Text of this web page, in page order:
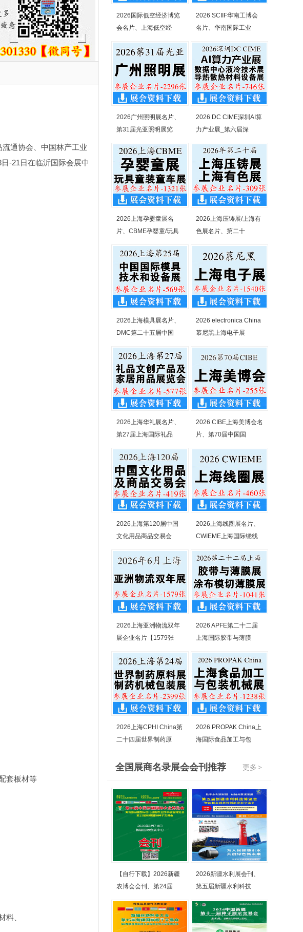
通协会、中国林产工业
-21日在临沂国际会展中
套板材等
料、
2026国际低空经济博览
会名片、上海低空经
2026 SCIIF华南工博会
名片、华南国际工业
2026广州照明展名片、
第31届光亚照明展览
2026 DC CIME深圳AI算
力产业展_第六届深
2026上海孕婴童展名
片、CBME孕婴童/玩具
2026上海压铸展/上海有
色展名片、第二十
2026上海模具展名片、
DMC第二十五届中国
2026 electronica China
慕尼黑上海电子展
2026上海华礼展名片、
第27届上海国际礼品
2026 CIBE上海美博会名
片、第70届中国国
2026上海第120届中国
文化用品商品交易会
2026上海线圈展名片、
CWIEME上海国际绕线
2026上海亚洲物流双年
展企业名片【1579张
2026 APFE第二十二届
上海国际胶带与薄膜
2026上海CPHI China第
二十四届世界制药原
2026 PROPAK China上
海国际食品加工与包
更多 >
全国展商名录展会会刊推荐
【自行下载】2026新疆
农博会会刊、第24届
2026新疆水利展会刊、
第五届新疆水利科技